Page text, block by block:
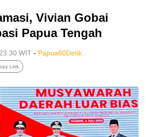
Vivian Gobai
Papua Tengah
WIT - Papua60Detik
Link